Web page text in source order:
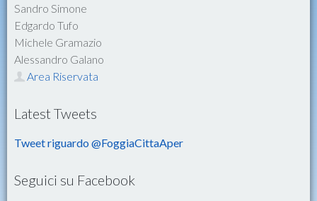
Sandro Simone
Edgardo Tufo
Michele Gramazio
Alessandro Galano
Area Riservata
Latest Tweets
Tweet riguardo @FoggiaCittaAper
Seguici su Facebook